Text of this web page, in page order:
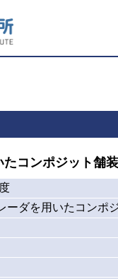
コンポジット舗
ーダを用いたコンポ